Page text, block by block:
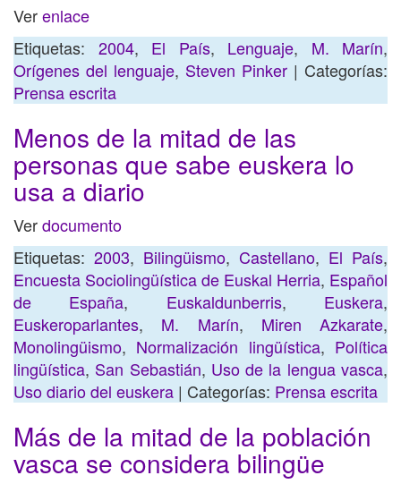
Verenlace
Etiquetas: 2004, El País, Lenguaje, M. Marín,
Orígenes del lenguaje, Steven Pinker | Categorías:
Prensa escrita
Menos de la mitad de las
personas que sabe euskera lo
usa a diario
Verdocumento
Etiquetas: 2003, Bilingüismo, Castellano, El País,
Encuesta Sociolingüística de Euskal Herria, Español
de España, Euskaldunberris, Euskera,
Euskeroparlantes, M. Marín, Miren Azkarate,
Monolingüismo, Normalización lingüística, Política
lingüística, San Sebastián, Uso de la lengua vasca,
Uso diario del euskera | Categorías: Prensa escrita
Más de la mitad de la población
vasca se considera bilingüe